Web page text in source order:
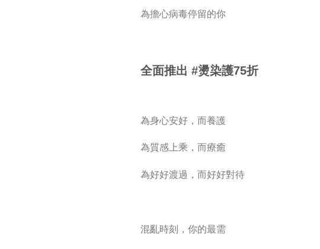
為擔心病毒停留的你
全面推出 #燙染護75折
為身心安好，而養護
為質感上乘，而療癒
為好好渡過，而好好對待
混亂時刻，你的最需